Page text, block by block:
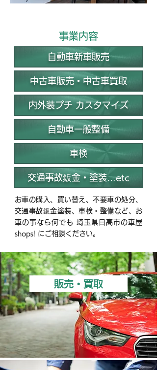
事業内容
自動車新車販売
中古車販売・中古車買取
内外装プチ カスタマイズ
自動車一般整備
車検
交通事故鈑金・塗装…etc
お車の購入、買い替え、不要車の処分、
交通事故鈑金塗装、車検・整備など、お
車の事なら何でも 埼玉県日高市の車屋
shops! にご相談ください。
販売・買取